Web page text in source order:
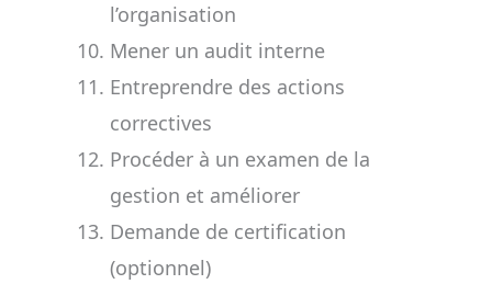
l’organisation
Mener un audit interne
Entreprendre des actions
correctives
Procéder à un examen de la
gestion et améliorer
Demande de certification
(optionnel)